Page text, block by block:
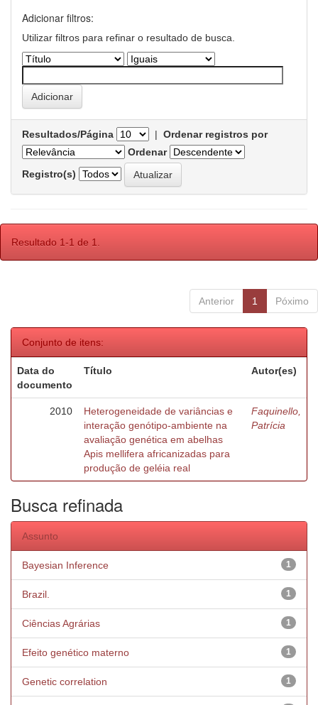
Adicionar filtros:
Utilizar filtros para refinar o resultado de busca.
Resultados/Página | Ordenar registros por
Ordenar
Registro(s)
Resultado 1-1 de 1.
Anterior 1 Póximo
Conjunto de itens:
Data do
documento
Título Autor(es)
2010
Heterogeneidade de variâncias e
interação genótipo-ambiente na
avaliação genética em abelhas
Apis mellifera africanizadas para
produção de geléia real
Faquinello,
Patrícia
Busca refinada
Assunto
1
Bayesian Inference
1
Brazil.
1
Ciências Agrárias
1
Efeito genético materno
1
Genetic correlation